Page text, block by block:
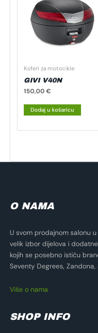
Koferi za motocikle
GIVI V40N
150,00€
Dodaj u košaricu
O NAMA
U svom prodajnom salonu
velik izbor dijelova i
kojih se posebno ističu
Seventy Degrees, Zandona,
Više o nama
SHOP INFO